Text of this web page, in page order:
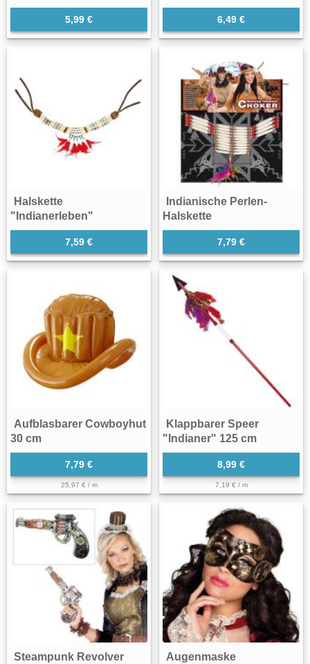
5,99 € 6,49 €
Halskette
"Indianerleben"
7,59 €
Indianische Perlen-
Halskette
7,79 €
Aufblasbarer Cowboyhut
30 cm
7,79 €
25,97 € / m
Klappbarer Speer
"Indianer" 125 cm
8,99 €
7,19 € / m
Steampunk Revolver
Augenmaske